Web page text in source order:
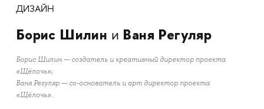
ДИЗАЙН
Борис Шилин и Ваня Регуляр
Борис Шилин — создатель и креативный директор проекта
«Щёлочь»;
Ваня Регуляр — со-основатель и арт директор проекта
«Щёлочь».